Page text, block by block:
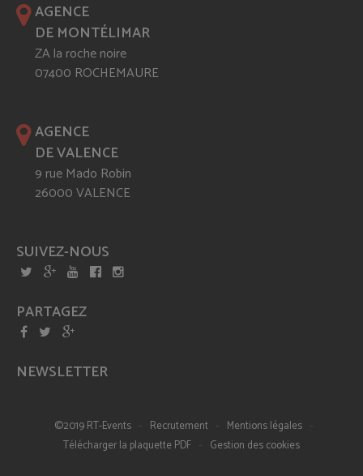
AGENCE
DE MONTÉLIMAR
ZA la roche noire
07400 ROCHEMAURE
AGENCE
DE VALENCE
9 rue Mado Robin
26000 VALENCE
SUIVEZ-NOUS
PARTAGEZ
NEWSLETTER
©2019 RT-Events - Recrutement - Mentions légales -
Télécharger la plaquette PDF - Gestion des cookies